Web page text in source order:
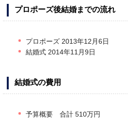
プロポーズ後結婚までの流れ
プロポーズ 2013年12月6日
結婚式 2014年11月9日
結婚式の費用
予算概要 合計 510万円